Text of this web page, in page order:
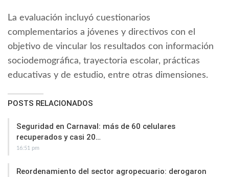
La evaluación incluyó cuestionarios
complementarios a jóvenes y directivos con el
objetivo de vincular los resultados con información
sociodemográfica, trayectoria escolar, prácticas
educativas y de estudio, entre otras dimensiones.
POSTS RELACIONADOS
Seguridad en Carnaval: más de 60 celulares
recuperados y casi 20…
16:51 pm
Reordenamiento del sector agropecuario: derogaron